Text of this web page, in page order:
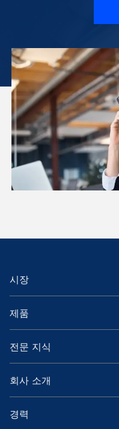
시장
제품
전문 지식
회사 소개
경력